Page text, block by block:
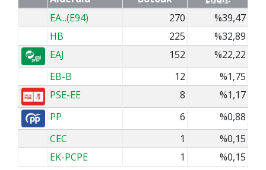
EA...(E94)
270
%39,47
HB
225
%32,89
EAJ
152
%22,22
EB-B
12
%1,75
PSE-EE
8
%1,17
PP
6
%0,88
CEC
1
%0,15
EK-PCPE
1 %0,15